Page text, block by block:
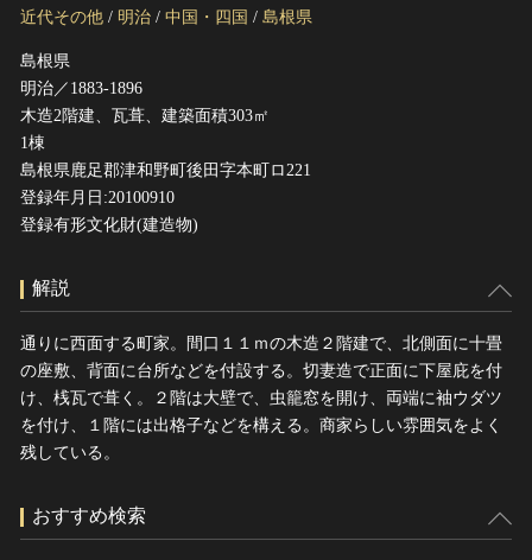
近代その他 / 明治 / 中国・四国 / 島根県
島根県
明治／1883-1896
木造2階建、瓦葺、建築面積303㎡
1棟
島根県鹿足郡津和野町後田字本町ロ221
登録年月日:20100910
登録有形文化財(建造物)
解説
通りに西面する町家。間口１１ｍの木造２階建で、北側面に十畳
の座敷、背面に台所などを付設する。切妻造で正面に下屋庇を付
け、桟瓦で葺く。２階は大壁で、虫籠窓を開け、両端に袖ウダツ
を付け、１階には出格子などを構える。商家らしい雰囲気をよく
残している。
おすすめ検索